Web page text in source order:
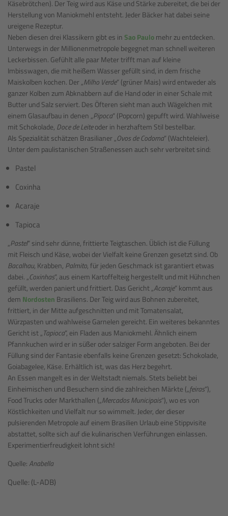
Käsebrötchen). Der Teig wird aus Käse und Stärke zubereitet, die bei der
Herstellung von Maniokmehl entsteht. Jeder Bäcker hat dabei seine
ureigene Rezeptur.
Neben diesen drei Klassikern gibt es in Sao Paulomehr zu entdecken.
Unterwegs in der Millionenmetropole begegnet man schnell weiteren
Leckerbissen. Gefühlt alle paar Meter trifft man auf kleine
Imbisswagen, die mit heißem Wasser gefüllt sind, in dem frische
Maiskolben kochen. Der „Milho Verde“ (grüner Mais) wird entweder als
ganzer Kolben zum Abknabbern auf die Hand oder in einer Schale mit
Butter und Salz serviert. Des Öfteren sieht man auch Wägelchen mit
einem Glasaufbau in denen „Pipoca“ (Popcorn) gepufft wird. Wahlweise
mit Schokolade, Doce de Leiteoder in herzhaftem Stil bestellbar.
Als Spezialität schätzen Brasilianer „Ovos de Codorna“ (Wachteleier).
Unter dem paulistanischen Straßenessen auch sehr verbreitet sind:
Pastel
Coxinha
Acaraje
Tapioca
„Pastel“ sind sehr dünne, frittierte Teigtaschen. Üblich ist die Füllung
mit Fleisch und Käse, wobei der Vielfalt keine Grenzen gesetzt sind. Ob
Bacalhau, Krabben, Palmito, für jeden Geschmack ist garantiert etwas
dabei. „Coxinhas“, aus einem Kartoffelteig hergestellt und mit Hühnchen
gefüllt, werden paniert und frittiert. Das Gericht „Acaraje“ kommt aus
dem Nordosten Brasiliens. Der Teig wird aus Bohnen zubereitet,
frittiert, in der Mitte aufgeschnitten und mit Tomatensalat,
Würzpasten und wahlweise Garnelen gereicht. Ein weiteres bekanntes
Gericht ist „Tapioca“, ein Fladen aus Maniokmehl. Ähnlich einem
Pfannkuchen wird er in süßer oder salziger Form angeboten. Bei der
Füllung sind der Fantasie ebenfalls keine Grenzen gesetzt: Schokolade,
Goiabagelee, Käse. Erhältlich ist, was das Herz begehrt.
An Essen mangelt es in der Weltstadt niemals. Stets beliebt bei
Einheimischen und Besuchern sind die zahlreichen Märkte („feiras“),
Food Trucks oder Markthallen („Mercados Municipais“), wo es von
Köstlichkeiten und Vielfalt nur so wimmelt. Jeder, der dieser
pulsierenden Metropole auf einem Brasilien Urlaub eine Stippvisite
abstattet, sollte sich auf die kulinarischen Verführungen einlassen.
Experimentierfreudigkeit lohnt sich!
Quelle:Anabella
Quelle: (L-ADB)